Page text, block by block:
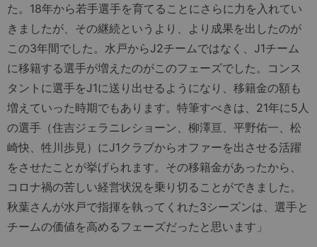
た。18年から若手選手を育てることにさらに力を入れてい
きましたが、その継続というより、より成果を出したのが
この3年間でした。水戸からJ2チームではなく、J1チーム
に移籍する選手が増えたのがこのフェーズでした。コンス
タントに選手をJ1に送り出せるようになり、移籍金の額も
増えていった時期でもあります。特筆すべきは、21年に5人
の選手（住吉ジェラニレショーン、柳澤亘、平野佑一、松
崎快、牲川歩見）にJ1クラブからオファーを出させる活躍
をさせたことが挙げられます。その移籍金があったから、
コロナ禍の苦しい経営状況を乗り切ることができました。
秋葉さんが水戸で指揮を執ってくれた3シーズンは、選手と
チームの価値を高めるフェーズだったと思います」